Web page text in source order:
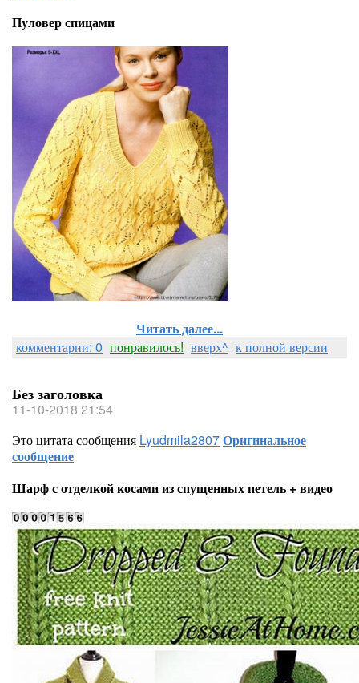
Пуловер спицами
Читать далее...
комментарии: 0 понравилось! вверх^ к полной версии
Без заголовка
11-10-2018 21:54
Это цитата сообщения Lyudmila2807Оригинальное
сообщение
Шарф с отделкой косами из спущенных петель + видео